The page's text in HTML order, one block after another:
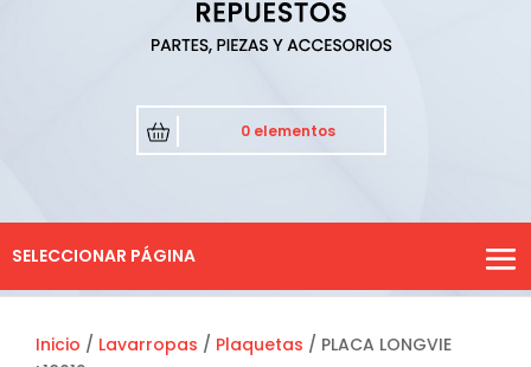
0 elementos
SELECCIONAR PÁGINA
Inicio / Lavarropas / Plaquetas / PLACA LONGVIE